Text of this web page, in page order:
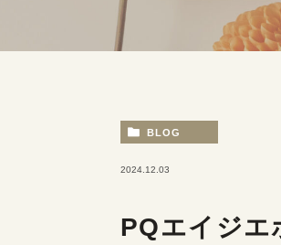
BLOG
2024.12.03
PQエイジエ